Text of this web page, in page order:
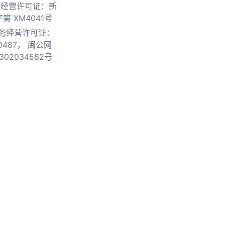
营许可证：新
第 XM4041号
经营许可证：
，
闽公网
号